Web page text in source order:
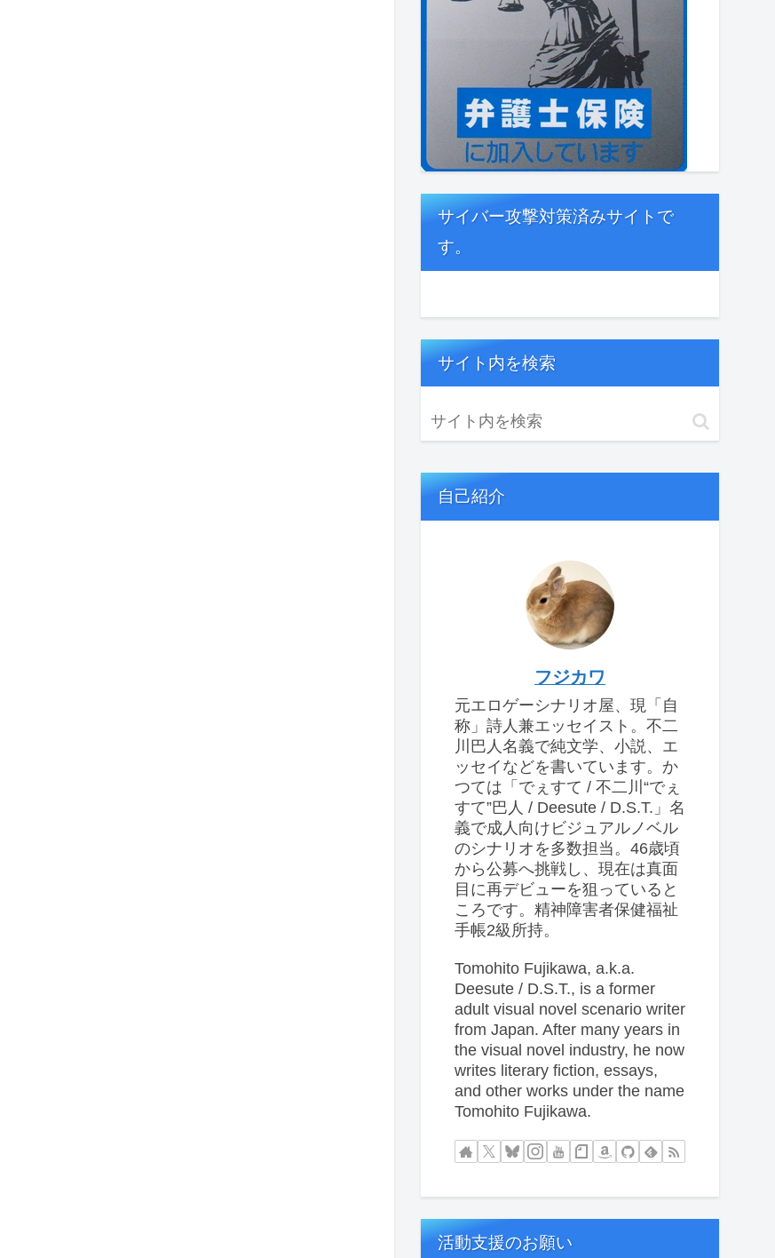
サイバー攻撃対策済みサイトで
す。
サイト内を検索
自己紹介
フジカワ
元エロゲーシナリオ屋、現「自
称」詩人兼エッセイスト。不二
川巴人名義で純文学、小説、エ
ッセイなどを書いています。か
つては「でぇすて / 不二川“でぇ
すて”巴人 / Deesute / D.S.T.」名
義で成人向けビジュアルノベル
のシナリオを多数担当。46歳頃
から公募へ挑戦し、現在は真面
目に再デビューを狙っていると
ころです。精神障害者保健福祉
手帳2級所持。
Tomohito Fujikawa, a.k.a.
Deesute / D.S.T., is a former
adult visual novel scenario writer
from Japan. After many years in
the visual novel industry, he now
writes literary fiction, essays,
and other works under the name
Tomohito Fujikawa.
活動支援のお願い